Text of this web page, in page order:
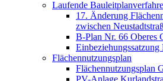
Laufende
17. Änderung
zwischen
B-Plan Nr. 66 Oberes
Einbeziehungssatzung
Flächennutzungsplan
Flächennutzungsplan
PV-Anlage